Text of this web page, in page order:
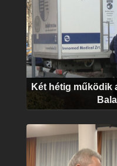
Két hétig működik